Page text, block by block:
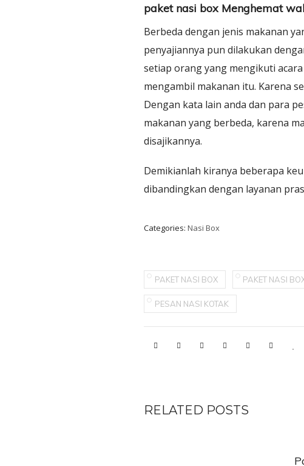
paket nasi box Menghemat
Berbeda dengan jenis makanan
penyajiannya pun dilakukan
setiap orang yang mengikuti
mengambil makanan itu. Karena
Dengan kata lain anda dan para
makanan yang berbeda, karena
disajikannya.
Demikianlah kiranya beberapa
dibandingkan dengan layanan
Categories: Nasi Box
PAKET NASI BOX PAKET NASI
PESAN NASI KOTAK
RELATED POSTS